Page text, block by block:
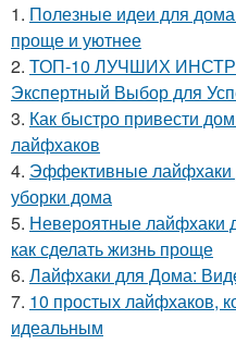
1. Полезные идеи для дома
проще и уютнее
2. ТОП-10 ЛУЧШИХ
Экспертный Выбор для
3. Как быстро привести
лайфхаков
4. Эффективные лайфхаки
уборки дома
5. Невероятные лайфхаки
как сделать жизнь проще
6. Лайфхаки для Дома:
7. 10 простых лайфхаков,
идеальным